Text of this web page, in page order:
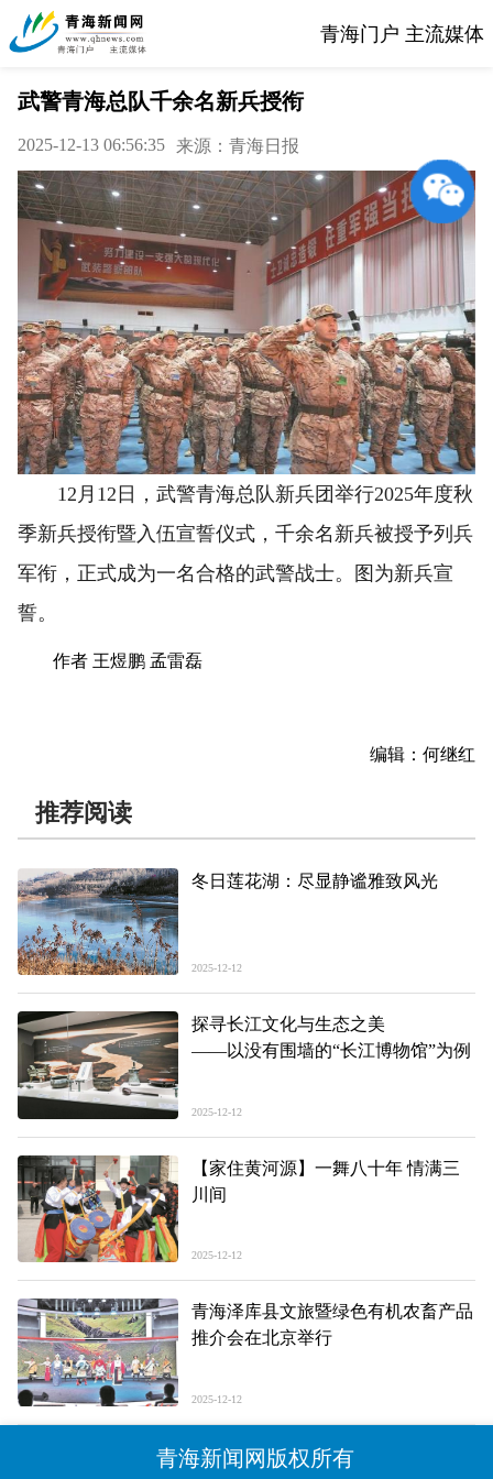
青海门户 主流媒体
武警青海总队千余名新兵授衔
2025-12-13 06:56:35 来源：青海日报
12月12日，武警青海总队新兵团举行2025年度秋
季新兵授衔暨入伍宣誓仪式，千余名新兵被授予列兵
军衔，正式成为一名合格的武警战士。图为新兵宣
誓。
作者 王煜鹏 孟雷磊
编辑：何继红
推荐阅读
冬日莲花湖：尽显静谧雅致风光
2025-12-12
探寻长江文化与生态之美
——以没有围墙的“长江博物馆”为例
2025-12-12
【家住黄河源】一舞八十年 情满三
川间
2025-12-12
青海泽库县文旅暨绿色有机农畜产品
推介会在北京举行
2025-12-12
青海新闻网版权所有